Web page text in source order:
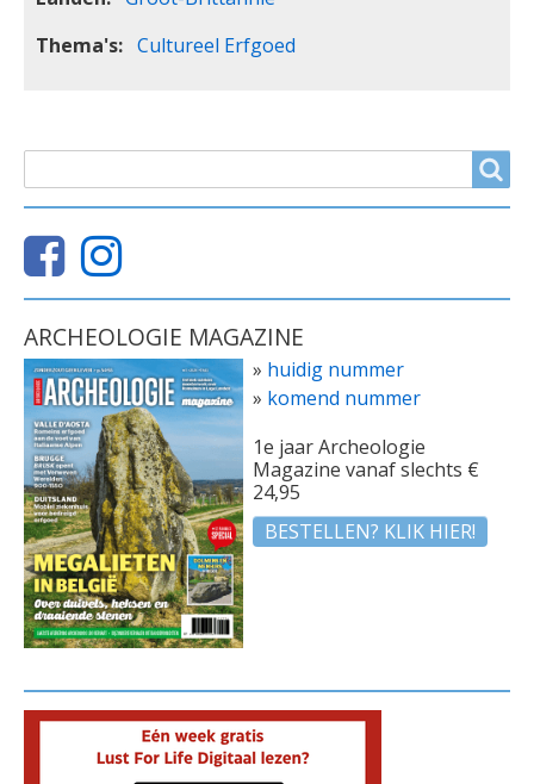
Thema's
Cultureel Erfgoed
ZOEKVELD
ARCHEOLOGIE MAGAZINE
» huidig nummer
» komend nummer
1e jaar Archeologie
Magazine vanaf slechts €
24,95
BESTELLEN? KLIK HIER!